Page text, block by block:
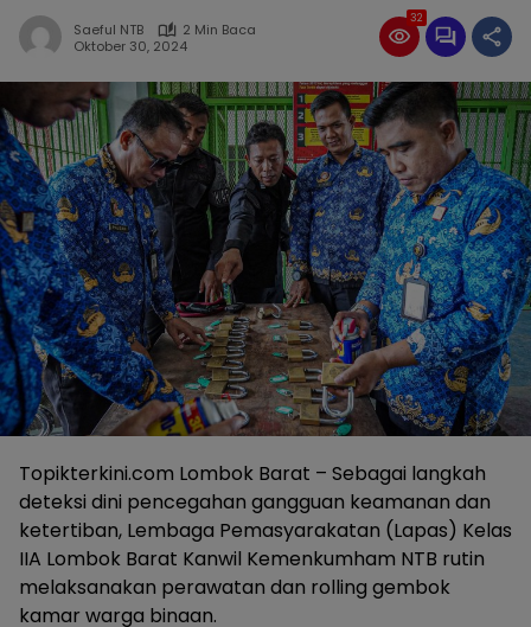
Saeful NTB
2 Min Baca
Oktober 30, 2024
32
Topikterkini.com Lombok Barat – Sebagai langkah
deteksi dini pencegahan gangguan keamanan dan
ketertiban, Lembaga Pemasyarakatan (Lapas) Kelas
IIA Lombok Barat Kanwil Kemenkumham NTB rutin
melaksanakan perawatan dan rolling gembok
kamar warga binaan.